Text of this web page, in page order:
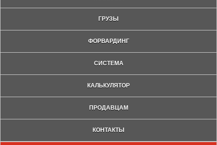
ГРУЗЫ
ФОРВАРДИНГ
СИСТЕМА
КАЛЬКУЛЯТОР
ПРОДАВЦАМ
КОНТАКТЫ